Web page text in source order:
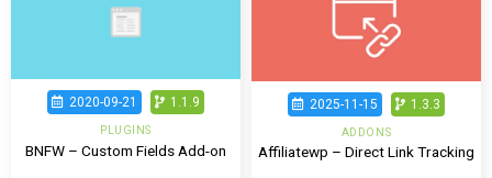
2020-09-21 1.1.9
PLUGINS
BNFW – Custom Fields Add-on
2025-11-15 1.3.3
ADDONS
Affiliatewp – Direct Link Tracking